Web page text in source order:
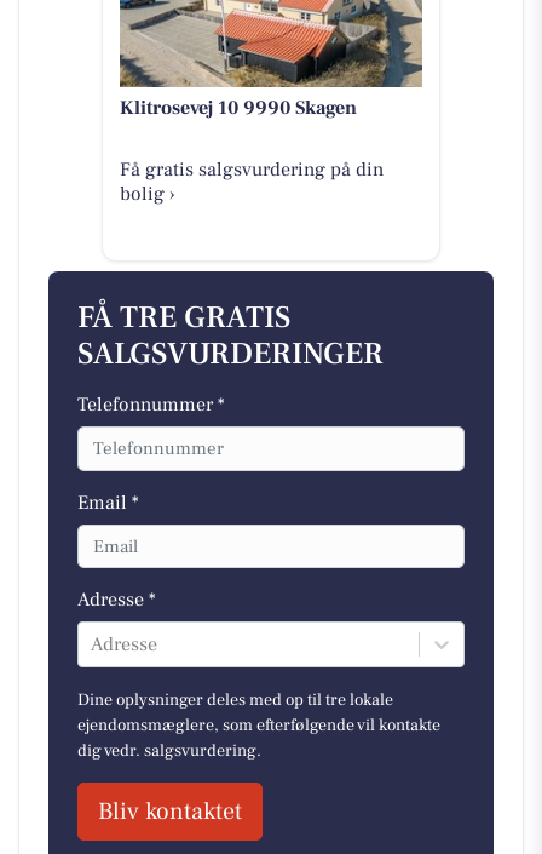
Klitrosevej 10 9990 Skagen
Få gratis salgsvurdering på din
bolig ›
FÅ TRE GRATIS
SALGSVURDERINGER
Telefonnummer *
Email *
Adresse *
Adresse
Dine oplysninger deles med op til tre lokale
ejendomsmæglere, som efterfølgende vil kontakte
dig vedr. salgsvurdering.
Bliv kontaktet